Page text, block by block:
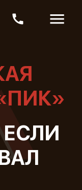
ЕСЛИ